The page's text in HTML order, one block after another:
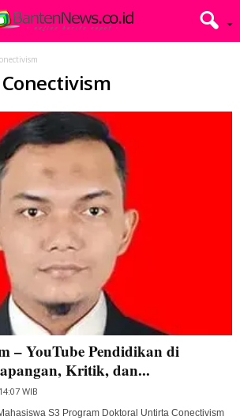
– YouTube Pendidikan di
Kritik, dan...
WIB
S3 Program Doktoral Untirta Conectivism